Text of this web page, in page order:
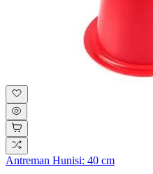
Antreman Hunisi: 40 cm